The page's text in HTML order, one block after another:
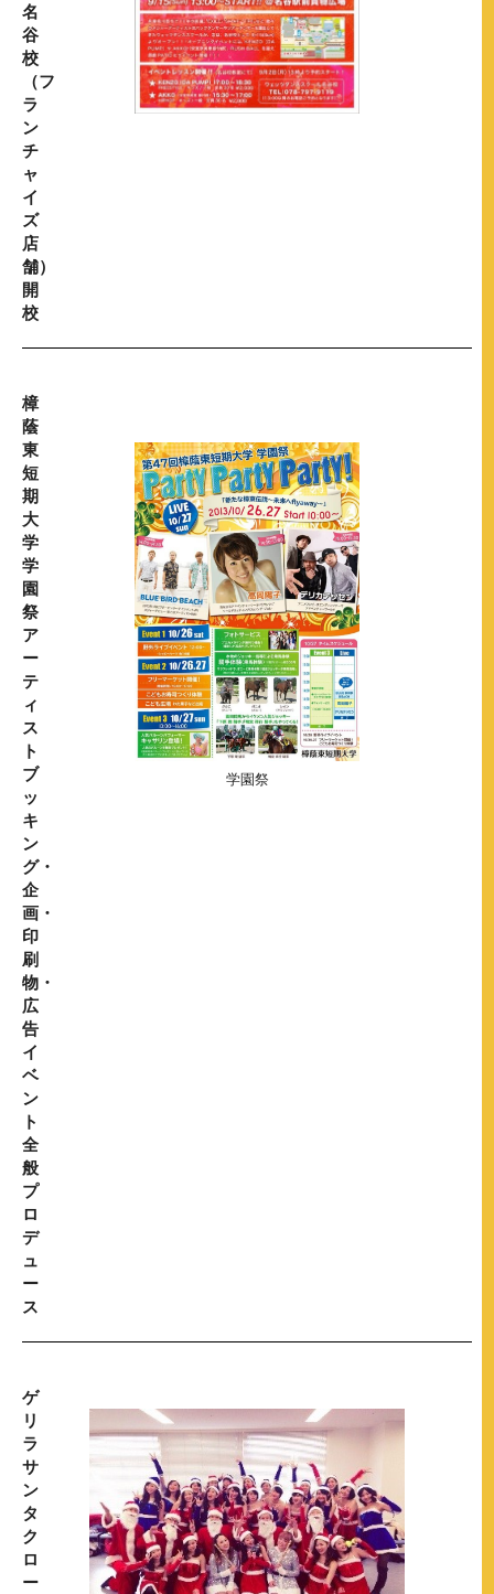
名
谷
校
（フ
ラ
ン
チ
ャ
イ
ズ
店
舗）
開
校
樟
蔭
東
短
期
大
学
学
園
祭
ア
ー
テ
ィ
ス
ト
ブ
ッ
キ
ン
グ・
企
画・
印
刷
物・
広
告
イ
ベ
ン
ト
全
般
プ
ロ
デ
ュ
ー
ス
学園祭
ゲ
リ
ラ
サ
ン
タ
ク
ロ
ー